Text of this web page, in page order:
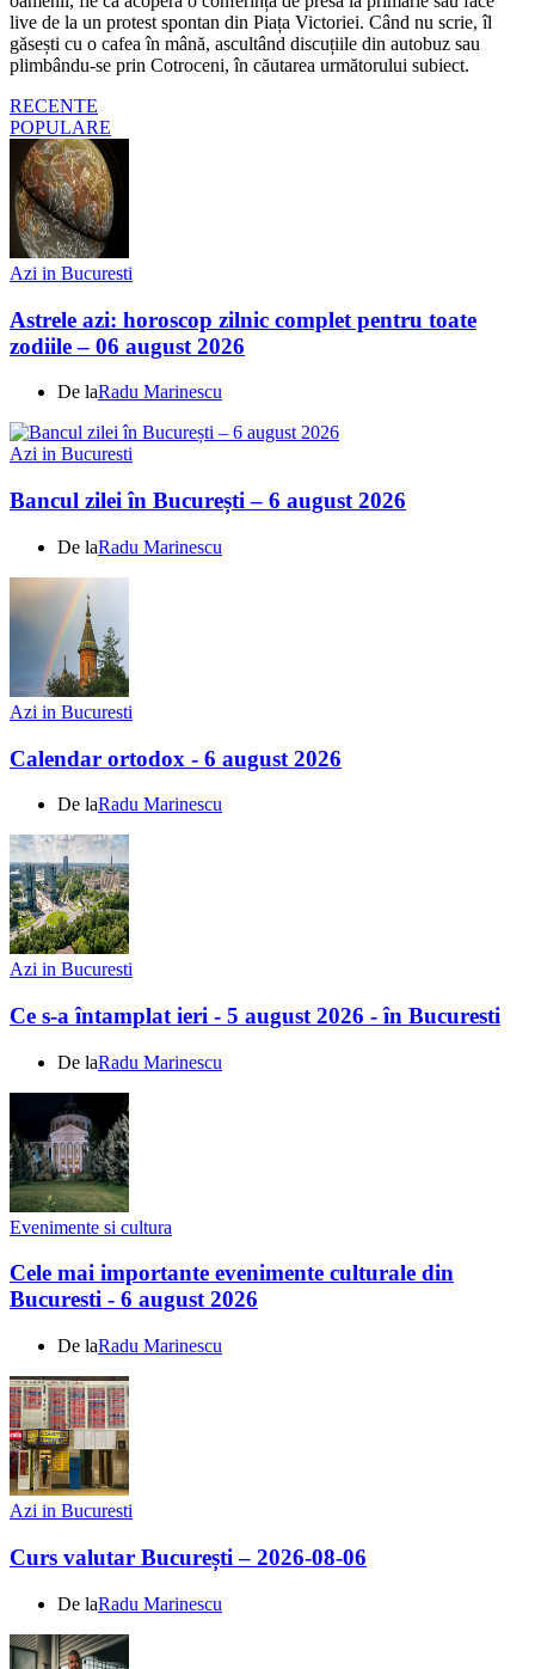
live de la un protest spontan din Piața Victoriei. Când nu scrie, îl
găsești cu o cafea în mână, ascultând discuțiile din autobuz sau
plimbându-se prin Cotroceni, în căutarea următorului subiect.
RECENTE
POPULARE
Azi in Bucuresti
Astrele azi: horoscop zilnic complet pentru toate
zodiile – 06 august 2026
De laRadu Marinescu
Azi in Bucuresti
Bancul zilei în București – 6 august 2026
De laRadu Marinescu
Azi in Bucuresti
Calendar ortodox - 6 august 2026
De laRadu Marinescu
Azi in Bucuresti
Ce s-a întamplat ieri - 5 august 2026 - în Bucuresti
De laRadu Marinescu
Evenimente si cultura
Cele mai importante evenimente culturale din
Bucuresti - 6 august 2026
De laRadu Marinescu
Azi in Bucuresti
Curs valutar București – 2026-08-06
De laRadu Marinescu